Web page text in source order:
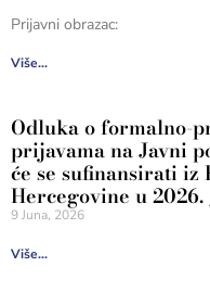
Prijavni obrazac:
Više...
Odluka o formalno-
prijavama na Javni
će se sufinansirati iz
Hercegovine u
9 Juna, 2026
Više...